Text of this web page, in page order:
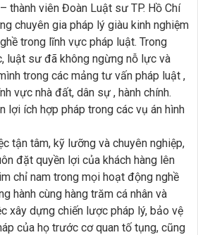
thành viên Đoàn Luật sư TP. Hồ Chí
chuyên gia pháp lý giàu kinh nghiệm
trong lĩnh vực pháp luật. Trong
luật sư đã không ngừng nỗ lực và
trong các mảng tư vấn pháp luật ,
vực nhà đất, dân sự , hành chính.
lợi ích hợp pháp trong các vụ án hình
tận tâm, kỹ lưỡng và chuyên nghiệp,
đặt quyền lợi của khách hàng lên
chỉ nam trong mọi hoạt động nghề
hành cùng hàng trăm cá nhân và
xây dựng chiến lược pháp lý, bảo vệ
của họ trước cơ quan tố tụng, cũng